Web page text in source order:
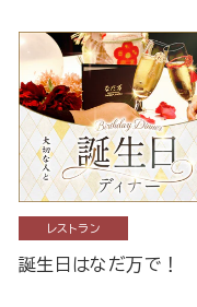
レストラン
誕生日はなだ万で！